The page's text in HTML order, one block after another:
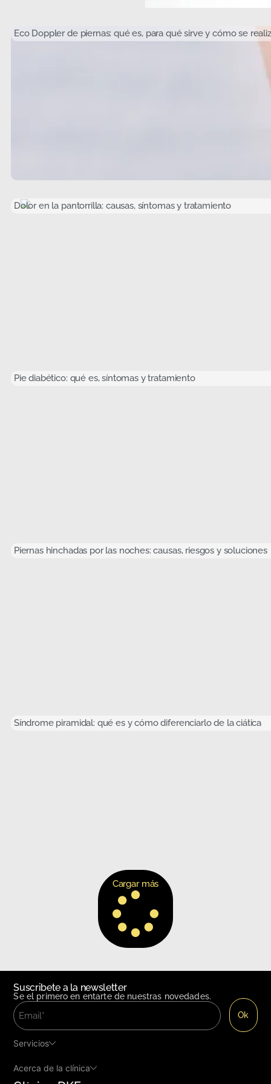
Eco Doppler de piernas: qué es, para qué sirve y cómo se
Dolor en la pantorrilla: causas, síntomas y tratamiento
Pie diabético: qué es, síntomas y tratamiento
Piernas hinchadas por las noches: causas, riesgos y soluciones
Síndrome piramidal: qué es y cómo diferenciarlo de la ciática
Cargar más
Suscribete a la newsletter
Se el primero en entarte de nuestras novedades.
Servicios
Acerca de la clínica